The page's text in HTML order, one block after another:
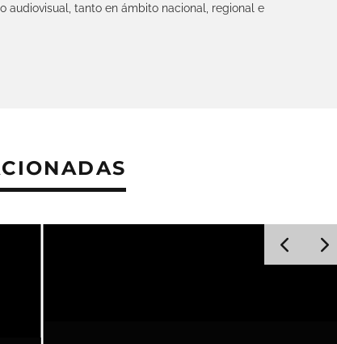
audiovisual, tanto en ámbito nacional, regional e